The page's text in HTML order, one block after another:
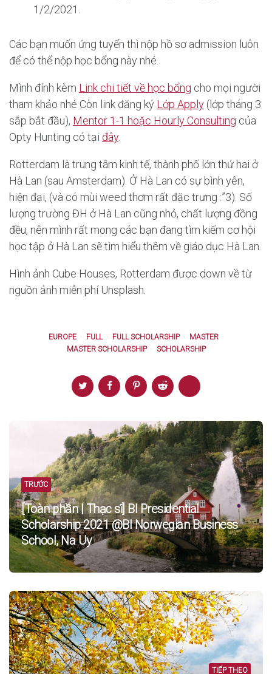
1/2/2021.
Các bạn muốn ứng tuyển thì nộp hồ sơ admission luôn
để có thể nộp học bổng này nhé.
Mình đính kèm Link chi tiết về học bổng cho mọi người
tham khảo nhé Còn link đăng ký Lớp Apply (lớp tháng 3
sắp bắt đầu), Mentor 1-1 hoặc Hourly Consulting của
Opty Hunting có tại đây.
Rotterdam là trung tâm kinh tế, thành phố lớn thứ hai ở
Hà Lan (sau Amsterdam). Ở Hà Lan có sự bình yên,
hiện đại, (và có mùi weed thơm rất đặc trưng :”3). Số
lượng trường ĐH ở Hà Lan cũng nhỏ, chất lượng đồng
đều, nên mình rất mong các bạn đang tìm kiếm cơ hội
học tập ở Hà Lan sẽ tìm hiểu thêm về giáo dục Hà Lan.
Hình ảnh Cube Houses, Rotterdam được down về từ
nguồn ảnh miễn phí Unsplash.
EUROPE FULL FULL SCHOLARSHIP
MASTER
MASTER SCHOLARSHIP
SCHOLARSHIP
navigation
TRƯỚC
[Toàn phần | Thạc sĩ] BI Presidential
Scholarship 2021 @BI Norwegian Business
School, Na Uy
TIẾP THEO